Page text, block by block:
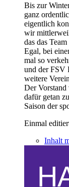
Bis zur
ganz
eigentlich
wir
das das
Egal, bei
mal so
und der FSV
weitere
Der Vorstand
dafür getan
Saison der
Einmal
Inhalt